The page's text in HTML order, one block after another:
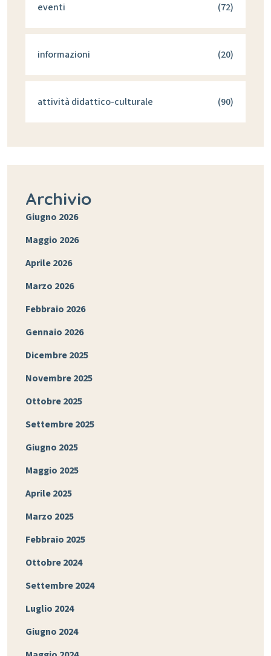
eventi (72)
informazioni (20)
attività didattico-culturale (90)
Archivio
Giugno 2026
Maggio 2026
Aprile 2026
Marzo 2026
Febbraio 2026
Gennaio 2026
Dicembre 2025
Novembre 2025
Ottobre 2025
Settembre 2025
Giugno 2025
Maggio 2025
Aprile 2025
Marzo 2025
Febbraio 2025
Ottobre 2024
Settembre 2024
Luglio 2024
Giugno 2024